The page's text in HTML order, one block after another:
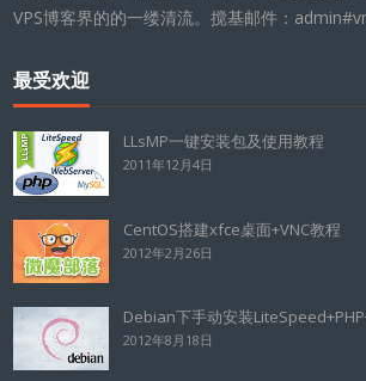
VPS博客界的的一缕清流。搅基邮件：
最受欢迎
LLsMP一键安装包及使用教程
2011年12月4日
CentOS搭建xfce桌面+VNC教程
2012年2月26日
Debian下手动安装
2012年8月18日